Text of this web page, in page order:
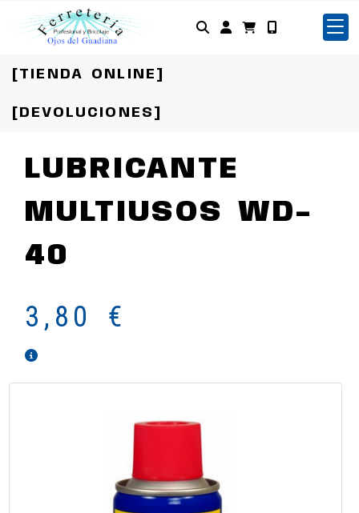
Identifícate
[TIENDA ONLINE]
[DEVOLUCIONES]
LUBRICANTE
MULTIUSOS WD-
40
3,80 €